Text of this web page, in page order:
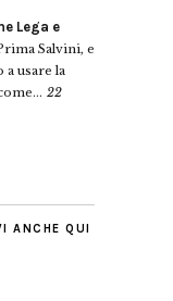
Lega e
Salvini, e
a usare la
22
ANCHE QUI